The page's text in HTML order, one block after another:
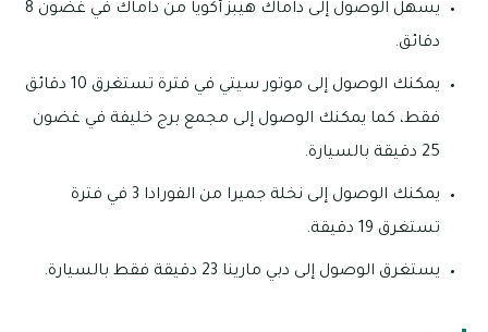
يسهل الوصول إلى داماك هيبز أكويا من داماك في غضون 8
دقائق.
يمكنك الوصول إلى موتور سيتي في فترة تستغرق 10 دقائق
فقط، كما يمكنك الوصول إلى مجمع برج خليفة في غضون
25 دقيقة بالسيارة.
يمكنك الوصول إلى نخلة جميرا من الفورادا 3 في فترة
تستغرق 19 دقيقة.
يستغرق الوصول إلى دبي مارينا 23 دقيقة فقط بالسيارة.